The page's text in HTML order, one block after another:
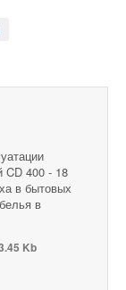
CD 400 - 18
в бытовых
в
Kb